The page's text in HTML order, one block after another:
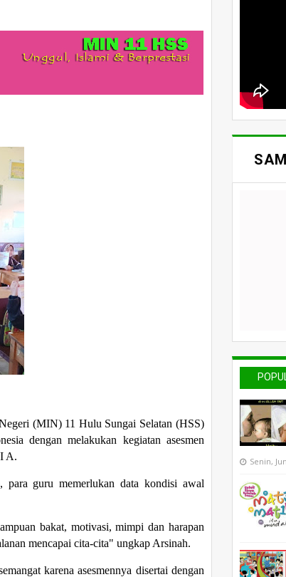
(MIN) 11 Hulu Sungai Selatan (HSS)
dengan melakukan kegiatan asesmen
A.
guru memerlukan data kondisi awal
bakat, motivasi, mimpi dan harapan
mencapai cita-cita" ungkap Arsinah.
karena asesmennya disertai dengan
Senin,